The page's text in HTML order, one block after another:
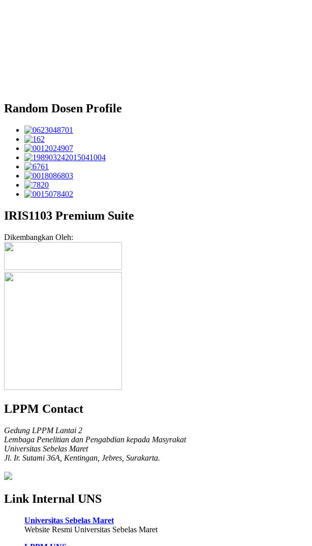
Random Dosen Profile
IRIS1103 Premium Suite
Dikembangkan Oleh:
LPPM Contact
Gedung LPPM Lantai 2
Lembaga Penelitian dan Pengabdian kepada Masyrakat
Universitas Sebelas Maret
Jl. Ir. Sutami 36A, Kentingan, Jebres, Surakarta.
Link Internal UNS
Universitas Sebelas Maret
Website Resmi Universitas Sebelas Maret